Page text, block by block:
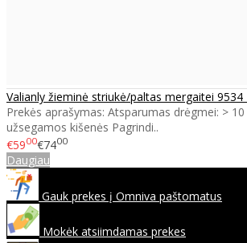
Valianly žieminė striukė/paltas mergaitei
Prekės aprašymas: Atsparumas drėgmei: >
užsegamos kišenės Pagrindi..
€5900€7400
Daugiau
Gauk prekes į Omniva paštomatus
Mokėk atsiimdamas prekes